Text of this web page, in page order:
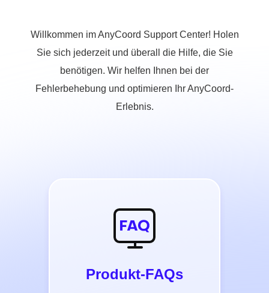
Willkommen im AnyCoord Support Center! Holen
Sie sich jederzeit und überall die Hilfe, die Sie
benötigen. Wir helfen Ihnen bei der
Fehlerbehebung und optimieren Ihr AnyCoord-
Erlebnis.
Produkt-FAQs